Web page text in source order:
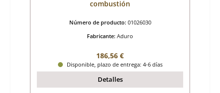
combustión
Número de producto: 01026030
Fabricante: Aduro
Precio normal:
186,56 €
Disponible, plazo de entrega: 4-6 días
Detalles